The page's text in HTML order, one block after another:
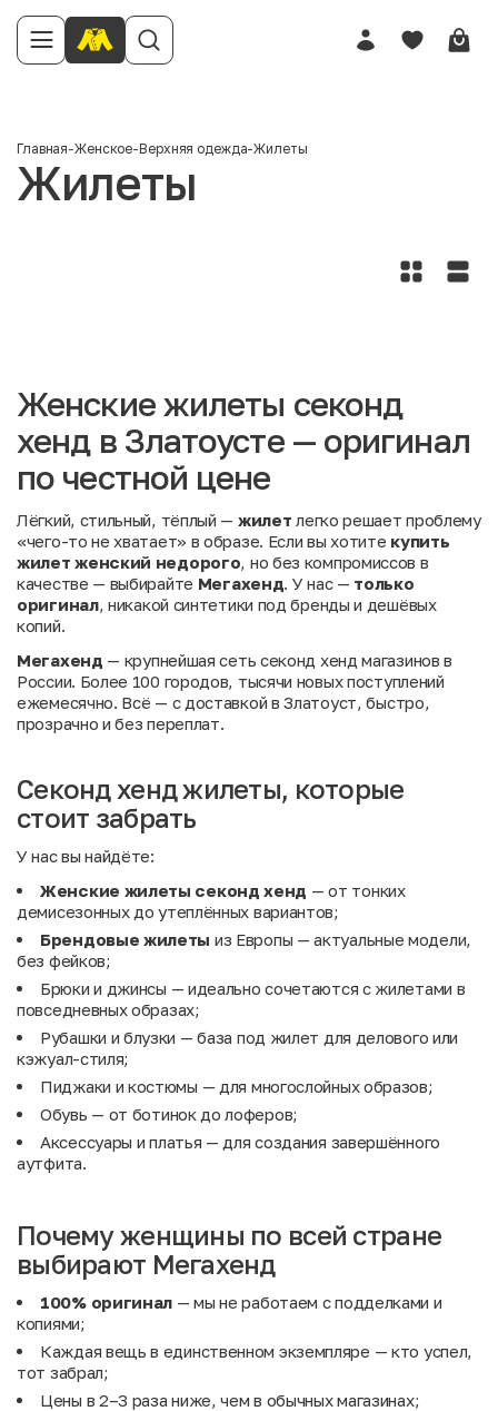
Главная-Женское-Верхняя одежда-Жилеты
Жилеты
Женские жилеты секонд
хенд в Златоусте — оригинал
по честной цене
Лёгкий, стильный, тёплый — жилет легко решает проблему
«чего-то не хватает» в образе. Если вы хотите купить
жилет женский недорого, но без компромиссов в
качестве — выбирайте Мегахенд. У нас — только
оригинал, никакой синтетики под бренды и дешёвых
копий.
Мегахенд — крупнейшая сеть секонд хенд магазинов в
России. Более 100 городов, тысячи новых поступлений
ежемесячно. Всё — с доставкой в Златоуст, быстро,
прозрачно и без переплат.
Секонд хенд жилеты, которые
стоит забрать
У нас вы найдёте:
Женские жилеты секонд хенд — от тонких
демисезонных до утеплённых вариантов;
Брендовые жилеты из Европы — актуальные модели,
без фейков;
Брюки и джинсы — идеально сочетаются с жилетами в
повседневных образах;
Рубашки и блузки — база под жилет для делового или
кэжуал-стиля;
Пиджаки и костюмы — для многослойных образов;
Обувь — от ботинок до лоферов;
Аксессуары иплатья — для создания завершённого
аутфита.
Почему женщины по всей стране
выбирают Мегахенд
100% оригинал — мы не работаем с подделками и
копиями;
Каждая вещь в единственном экземпляре — кто успел,
тот забрал;
Цены в 2–3 раза ниже, чем в обычных магазинах;